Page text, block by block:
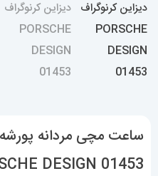
ساعت مچی مردانه پورشه
DESIGN 01453